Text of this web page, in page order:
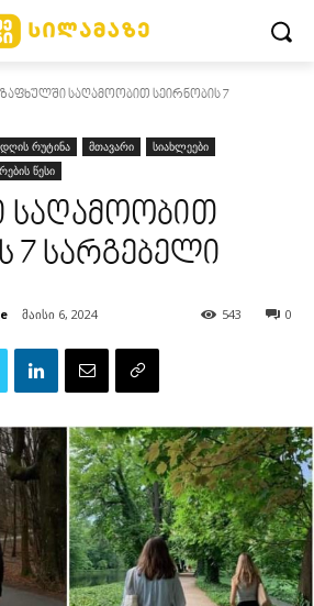
ზაფხულში საღამოობით სეირნობის 7
დღის რუტინა მთავარი
სიახლეები
წესი
საღამოობით
7 სარგებელი
მაისი 6, 2024 0
543